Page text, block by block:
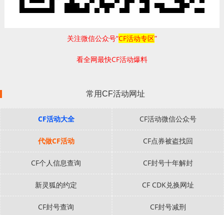
关注微信公众号“CF活动专区”
看全网最快CF活动爆料
常用CF活动网址
CF活动大全 CF活动微信公众号
代做CF活动 CF点券被盗找回
CF个人信息查询 CF封号十年解封
新灵狐的约定 CF CDK兑换网址
CF封号查询 CF封号减刑